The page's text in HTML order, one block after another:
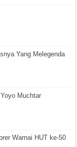
Yang Melegenda
Muchtar
Warnai HUT ke-50